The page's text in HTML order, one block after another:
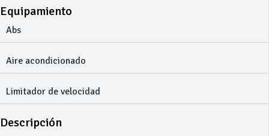
Equipamiento
Abs
Aire acondicionado
Limitador de velocidad
Descripción